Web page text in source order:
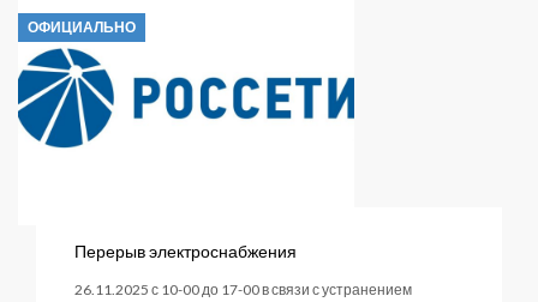
ОФИЦИАЛЬНО
Перерыв электроснабжения
26.11.2025 с 10-00 до 17-00 в связи с устранением